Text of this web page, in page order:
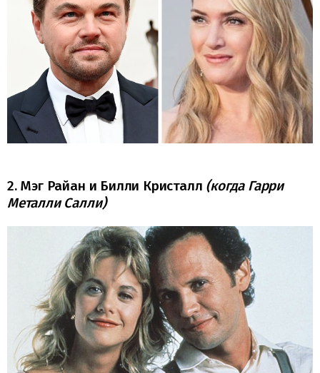
2. Мэг Райан и Билли Кристалл (когда Гарри
Металли Салли)